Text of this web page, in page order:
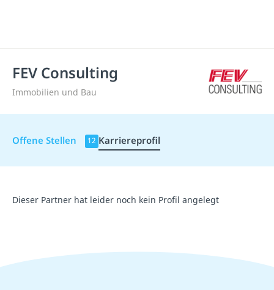
FEV Consulting
Immobilien und Bau
Offene Stellen 12 Karriereprofil
Dieser Partner hat leider noch kein Profil angelegt